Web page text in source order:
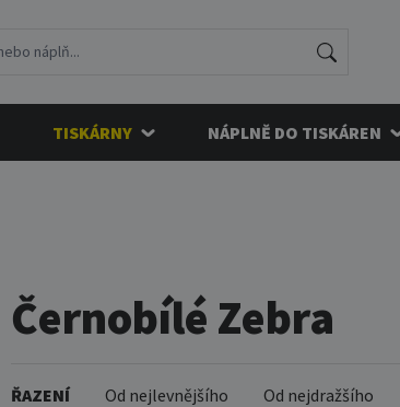
TISKÁRNY NÁPLNĚ DO TISKÁREN
Černobílé Zebra
ŘAZENÍ Od nejlevnějšího Od nejdražšího